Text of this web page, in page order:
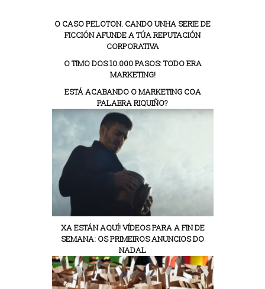
O CASO PELOTON. CANDO UNHA SERIE DE
FICCIÓN AFUNDE A TÚA REPUTACIÓN
CORPORATIVA
O TIMO DOS 10.000 PASOS: TODO ERA
MARKETING!
ESTÁ ACABANDO O MARKETING COA
PALABRA RIQUIÑO?
XA ESTÁN AQUÍ! VÍDEOS PARA A FIN DE
SEMANA: OS PRIMEIROS ANUNCIOS DO
NADAL